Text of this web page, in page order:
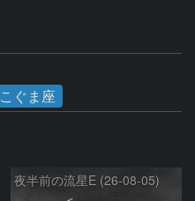
こぐま座
夜半前の流星E (26-08-05)